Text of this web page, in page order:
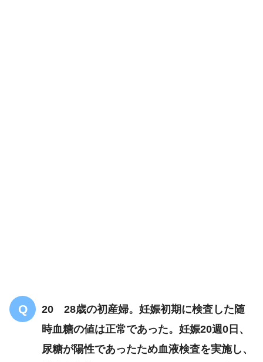
20 28歳の初産婦。妊娠初期に検査した随
時血糖の値は正常であった。妊娠20週0日、
尿糖が陽性であったため血液検査を実施し、